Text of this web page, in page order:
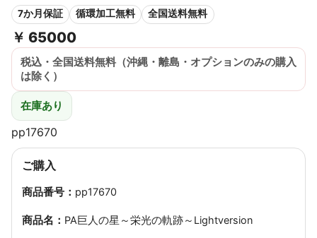
7か月保証 循環加工無料 全国送料無料
￥ 65000
税込・全国送料無料（沖縄・離島・オプションのみの購入
は除く）
在庫あり
pp17670
ご購入
商品番号： pp17670
商品名： PA巨人の星～栄光の軌跡～Lightversion